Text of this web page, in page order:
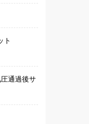
ト
通過後サ